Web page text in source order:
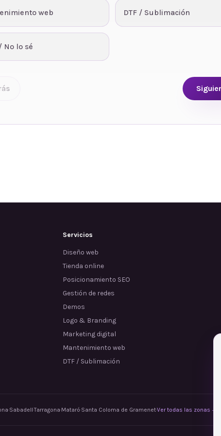
web DTF / Sublimación
No lo sé
Servicios
Diseño web
Tienda online
Posicionamiento SEO
Gestión de redes
Demos
Logo & Branding
Marketing digital
Mantenimiento web
DTF / Sublimación
·Sabadell·Tarragona·Mataró·Santa Coloma de Gramenet·Ver todas las zonas →